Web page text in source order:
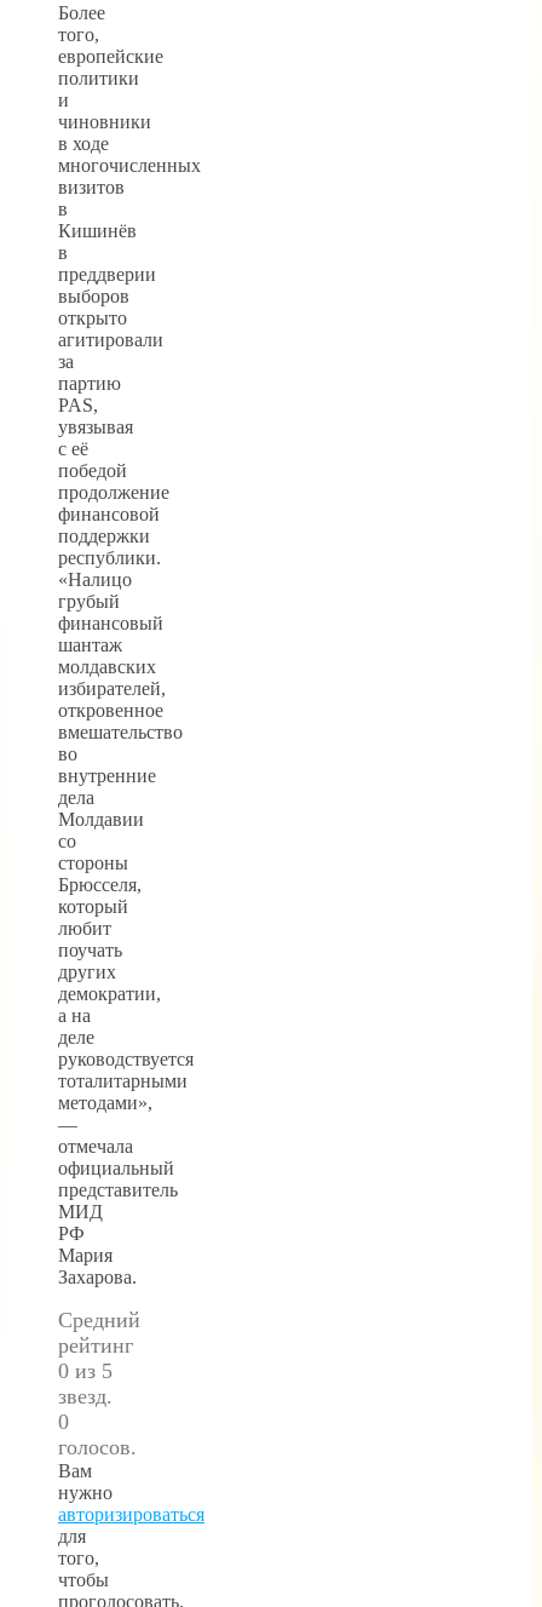
Более
того,
европейские
политики
и
чиновники
в ходе
многочисленных
визитов
в
Кишинёв
в
преддверии
выборов
открыто
агитировали
за
партию
PAS,
увязывая
с её
победой
продолжение
финансовой
поддержки
республики.
«Налицо
грубый
финансовый
шантаж
молдавских
избирателей,
откровенное
вмешательство
во
внутренние
дела
Молдавии
со
стороны
Брюсселя,
который
любит
поучать
других
демократии,
а на
деле
руководствуется
тоталитарными
методами»,
—
отмечала
официальный
представитель
МИД
РФ
Мария
Захарова.
Средний
рейтинг
0 из 5
звезд.
0
голосов.
Вам
нужно
авторизироваться
для
того,
чтобы
проголосовать.